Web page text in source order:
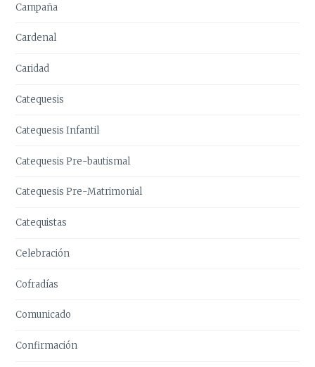
Campaña
Cardenal
Caridad
Catequesis
Catequesis Infantil
Catequesis Pre-bautismal
Catequesis Pre-Matrimonial
Catequistas
Celebración
Cofradías
Comunicado
Confirmación